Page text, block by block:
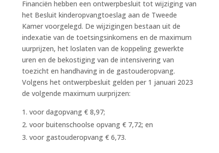
Financiën hebben een ontwerpbesluit tot wijziging van
het Besluit kinderopvangtoeslag aan de Tweede
Kamer voorgelegd. De wijzigingen bestaan uit de
indexatie van de toetsingsinkomens en de maximum
uurprijzen, het loslaten van de koppeling gewerkte
uren en de bekostiging van de intensivering van
toezicht en handhaving in de gastouderopvang.
Volgens het ontwerpbesluit gelden per 1 januari 2023
de volgende maximum uurprijzen:
voor dagopvang € 8,97;
voor buitenschoolse opvang € 7,72; en
voor gastouderopvang € 6,73.